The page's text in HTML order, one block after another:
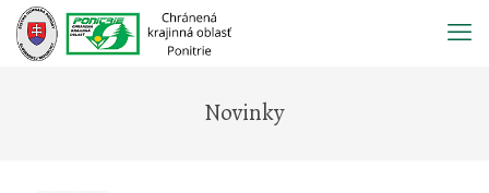
Prejsť
obsah
Novinky